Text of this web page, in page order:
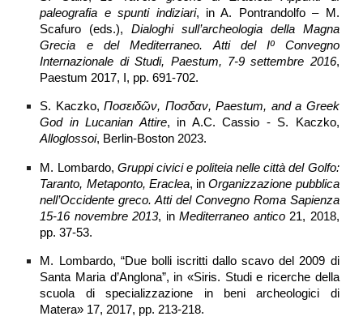
paleografia e spunti indiziari, in A. Pontrandolfo – M.
Scafuro (eds.),Dialoghi sull’archeologia della Magna
Grecia e del Mediterraneo. Atti del Iº Convegno
Internazionale di Studi, Paestum, 7-9 settembre 2016,
Paestum 2017, I, pp. 691-702.
S. Kaczko,Ποσειδῶν, Ποσδαν, Paestum, and a Greek
God in Lucanian Attire, in A.C. Cassio - S. Kaczko,
Alloglossoi, Berlin-Boston 2023.
M. Lombardo, Gruppi civici e politeia nelle città del Golfo:
Taranto, Metaponto, Eraclea, inOrganizzazione pubblica
nell’Occidente greco. Atti del Convegno Roma Sapienza
15-16 novembre 2013, inMediterraneo antico21, 2018,
pp. 37-53.
M. Lombardo, “Due bolli iscritti dallo scavo del 2009 di
Santa Maria d’Anglona”, in «Siris. Studi e ricerche della
scuola di specializzazione in beni archeologici di
Matera» 17, 2017, pp. 213-218.